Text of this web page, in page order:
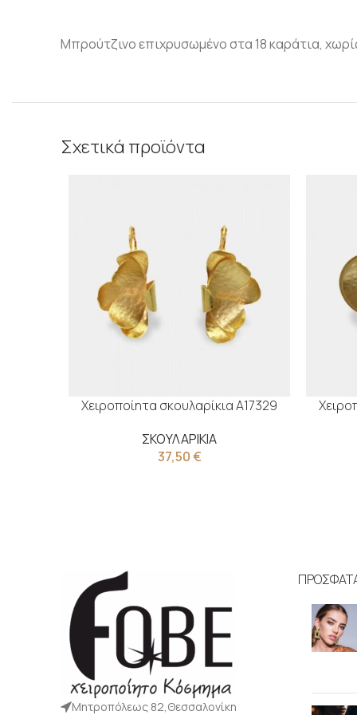
Μπρούτζινο επιχρυσωμένο στα 18 καράτια,
Σχετικά προϊόντα
Χειροποίητα σκουλαρίκια Α17329
ΣΚΟΥΛΑΡΙΚΙΑ
37,50€
Μητροπόλεως 82,Θεσσαλονίκη